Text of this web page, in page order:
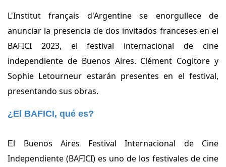
L'Institut français d'Argentine se enorgullece de
anunciar la presencia de dos invitados franceses en el
BAFICI 2023, el festival internacional de cine
independiente de Buenos Aires. Clément Cogitore y
Sophie Letourneur estarán presentes en el festival,
presentando sus obras.
¿El BAFICI, qué es?
El Buenos Aires Festival Internacional de Cine
Independiente (BAFICI) es uno de los festivales de cine